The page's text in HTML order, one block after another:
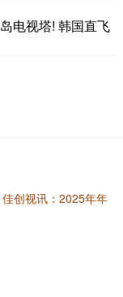
电视塔! 韩国直飞
创视讯：2025年年